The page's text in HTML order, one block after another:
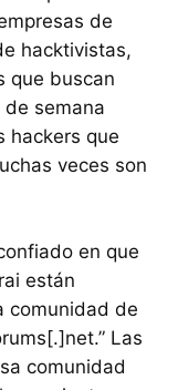
de
hacktivistas,
que buscan
semana
hackers que
veces son
en que
están
comunidad de
Las
comunidad